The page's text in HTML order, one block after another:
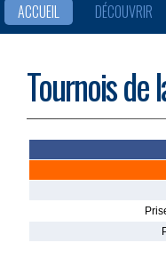
ACCUEIL DÉCOUVRIR
Tournois de